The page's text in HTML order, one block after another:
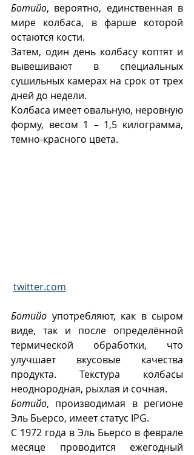
Ботийо, вероятно, единственная в
мире колбаса, в фарше которой
остаются кости.
Затем, один день колбасу коптят и
вывешивают в специальных
сушильных камерах на срок от трех
дней до недели.
Колбаса имеет овальную, неровную
форму, весом 1 – 1,5 килограмма,
темно-красного цвета.
twitter.com
Ботийо употребляют, как в сыром
виде, так и после определённой
термической обработки, что
улучшает вкусовые качества
продукта. Текстура колбасы
неоднородная, рыхлая и сочная.
Ботийо, производимая в регионе
Эль Бьерсо, имеет статус IPG.
С 1972 года в Эль Бьерсо в феврале
месяце проводится ежегодный